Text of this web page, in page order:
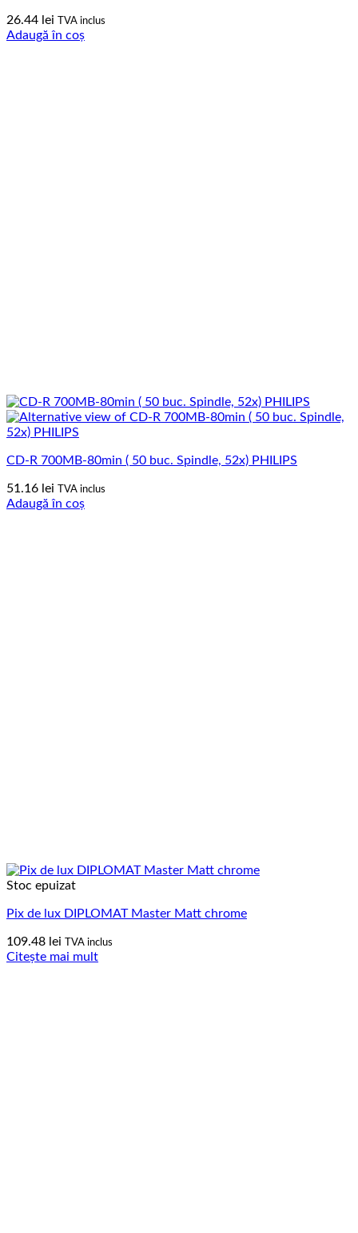
26.44 lei TVA inclus
Adaugă în coș
CD-R 700MB-80min ( 50 buc. Spindle, 52x) PHILIPS
51.16 lei TVA inclus
Adaugă în coș
Stoc epuizat
Pix de lux DIPLOMAT Master Matt chrome
109.48 lei TVA inclus
Citește mai mult